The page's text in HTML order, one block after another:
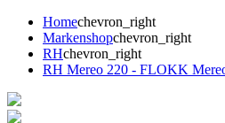
Homechevron_right
Markenshopchevron_right
RHchevron_right
RH Mereo 220 - FLOKK